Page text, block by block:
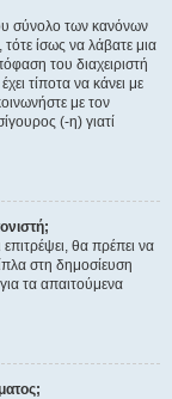
σύνολο των κανόνων
ίσως να λάβατε μια
του διαχειριστή
τίποτα να κάνει με
με τον
(-η) γιατί
θα πρέπει να
στη δημοσίευση
τα απαιτούμενα